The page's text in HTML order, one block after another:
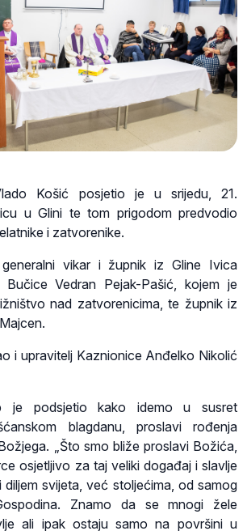
Košić posjetio je u srijedu, 21.
u Glini te tom prigodom predvodio
i zatvorenike.
generalni vikar i župnik iz Gline Ivica
Vedran Pejak-Pašić, kojem je
nad zatvorenicima, te župnik iz
i upravitelj Kaznionice Anđelko Nikolić
je podsjetio kako idemo u susret
blagdanu, proslavi rođenja
„Što smo bliže proslavi Božića,
osjetljivo za taj veliki događaj i slavlje
svijeta, već stoljećima, od samog
Znamo da se mnogi žele
ali ipak ostaju samo na površini u